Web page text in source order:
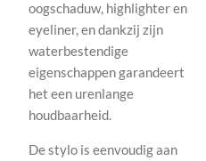
oogschaduw, highlighter en
eyeliner, en dankzij zijn
waterbestendige
eigenschappen garandeert
het een urenlange
houdbaarheid.
De stylo is eenvoudig aan